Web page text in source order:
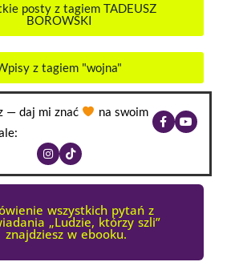
posty z tagiem TADEUSZ
BOROWSKI
z tagiem "wojna"
— daj mi znać
na swoim
wszystkich pytań z
„Ludzie, którzy szli”
znajdziesz w ebooku.